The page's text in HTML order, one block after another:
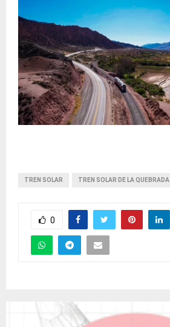
TREN SOLAR TREN SOLAR DE LA QUEBRADA
0